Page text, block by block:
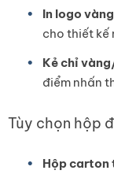
In logo
cho thiết kế
Kẻ chỉ
điểm nhấn
Tùy chọn hộp
Hộp carton